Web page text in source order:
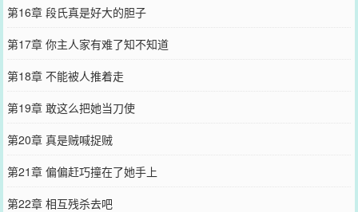
第16章 段氏真是好大的胆子
第17章 你主人家有难了知不知道
第18章 不能被人推着走
第19章 敢这么把她当刀使
第20章 真是贼喊捉贼
第21章 偏偏赶巧撞在了她手上
第22章 相互残杀去吧